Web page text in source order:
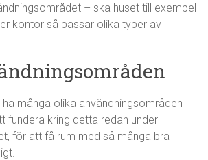
– ska huset till exempel
kontor så passar olika typer av
många olika användningsområden
fundera kring detta redan under
för att få rum med så många bra